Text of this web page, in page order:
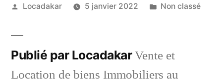
Publié
Locadakar 5 janvier 2022
Publié
Non classé
Publié par LocadakarVente et
Location de biens Immobiliers au